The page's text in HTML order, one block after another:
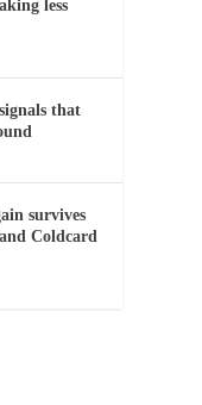
less
that
survives
Coldcard